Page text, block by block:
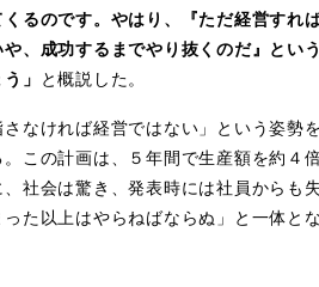
くるのです。やはり、『ただ経営すれ
、成功するまでやり抜くのだ』とい
」
と概説した。
なければ経営ではない」という姿勢
この計画は、５年間で生産額を約４
社会は驚き、発表時には社員からも
た以上はやらねばならぬ」と一体と